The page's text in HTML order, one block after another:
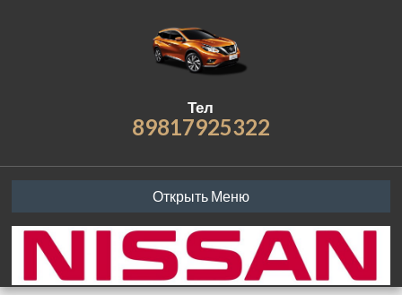
Тел
89817925322
Открыть Меню